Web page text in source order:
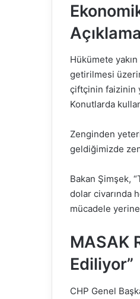
Hükümete
getirilmesi
çiftçinin faizinin
Konutlarda
Zenginden
geldiğimizde
Bakan Şimşek,
dolar civarında
mücadele yerine
MASAK
Ediliyor”
CHP Genel